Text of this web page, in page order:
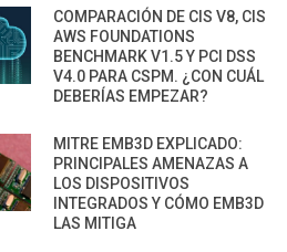
COMPARACIÓN DE CIS V8, CIS
AWS FOUNDATIONS
BENCHMARK V1.5 Y PCI DSS
V4.0 PARA CSPM. ¿CON CUÁL
DEBERÍAS EMPEZAR?
MITRE EMB3D EXPLICADO:
PRINCIPALES AMENAZAS A
LOS DISPOSITIVOS
INTEGRADOS Y CÓMO EMB3D
LAS MITIGA